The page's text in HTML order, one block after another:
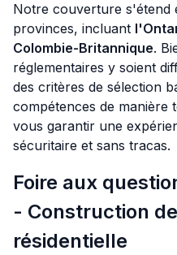
Notre couverture s'étend
provinces, incluant
Colombie-Britannique.
réglementaires y soient
des critères de sélection
compétences de manière
vous garantir une
sécuritaire et sans tracas.
Foire aux
- Construction
résidentielle